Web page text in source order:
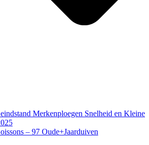
Merkenploegen Snelheid en Kleine
– 97 Oude+Jaarduiven